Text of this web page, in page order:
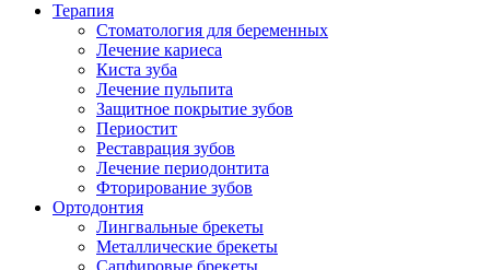
Терапия
Стоматология для беременных
Лечение кариеса
Киста зуба
Лечение пульпита
Защитное покрытие зубов
Периостит
Реставрация зубов
Лечение периодонтита
Фторирование зубов
Ортодонтия
Лингвальные брекеты
Металлические брекеты
Сапфировые брекеты